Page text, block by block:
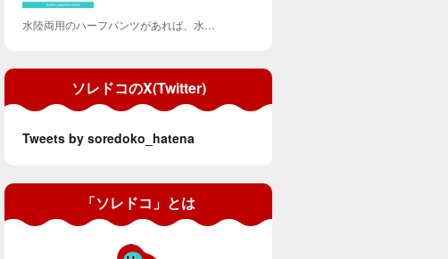
水陸両用のハーフパンツがあれば、水…
ソレドコのX(Twitter)
Tweets by soredoko_hatena
「ソレドコ」とは